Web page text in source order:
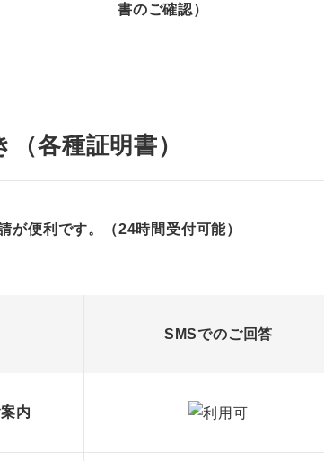
書のご確認）
各種証明書）
が便利です。（24時間受付可能）
SMSでのご回答
内